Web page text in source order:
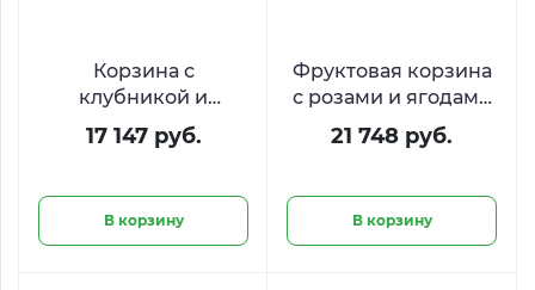
Корзина с
клубникой и
голубикой «Ягодное
созвездие»
17 147 руб.
В корзину
Фруктовая корзина
с розами и ягодами
«Сладкий джаз»
21 748 руб.
В корзину